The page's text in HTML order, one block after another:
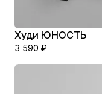
Худи ЮНОСТЬ
3 590 ₽